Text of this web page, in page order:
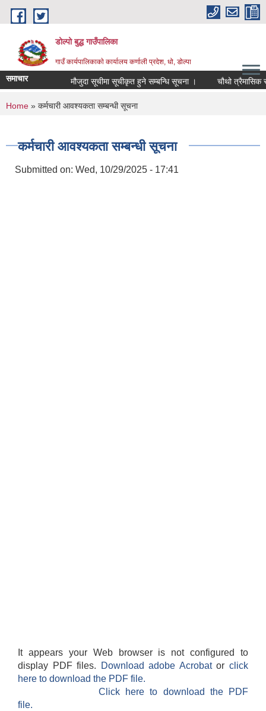
Skip to main content
डोल्पो बुद्ध गाउँपालिका
गाउँ कार्यपालिकाकाे कार्यालय कर्णाली प्रदेश, धो, डोल्पा
समाचार मौजुदा सूचीमा सूचीकृत हुने सम्बन्धि सूचना । चौथो त्रैमासिक
You are here
Home » कर्मचारी आवश्यकता सम्बन्धी सूचना
कर्मचारी आवश्यकता सम्बन्धी सूचना
Submitted on: Wed, 10/29/2025 - 17:41
It appears your Web browser is not configured to
display PDF files.
Download adobe Acrobatorclick
here to download the PDF file.
Click here to download the PDF
file.